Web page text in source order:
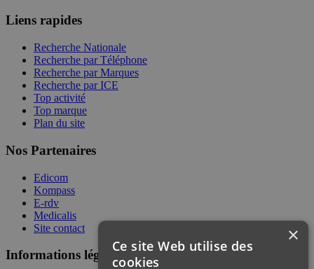
Liens rapides
Recherche Nationale
Recherche par Téléphone
Recherche par Marques
Recherche par ICE
Top activité
Top marque
Plan du site
Nos Partenaires
Edicom
Kompass
E-rdv
Medicalis
Site contact
Informations légales
×
Ce site Web utilise des
cookies